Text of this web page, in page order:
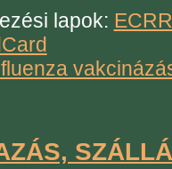
lapok: ECRR